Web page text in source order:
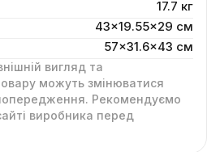
17.7 кг
43x19.55x29 cм
57x31.6x43 см
вигляд та
можуть змінюватися
Рекомендуємо
виробника перед